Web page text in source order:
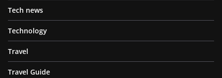
Tech news
Technology
Travel
Travel Guide